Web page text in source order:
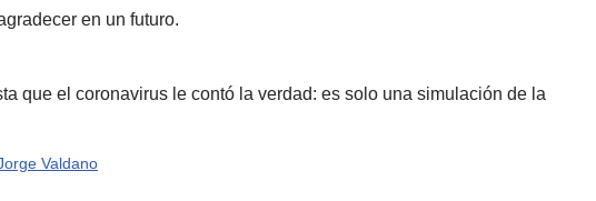
en un futuro.
que el coronavirus le contó la verdad: es solo una simulación de la
Valdano